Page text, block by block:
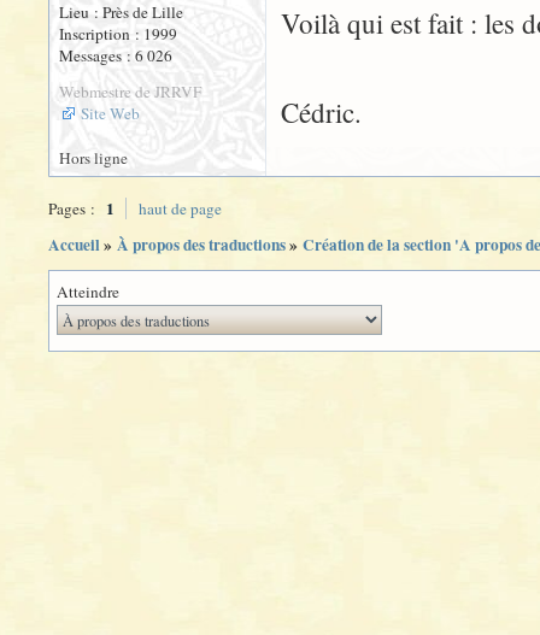
Lieu : Près de Lille
Inscription : 1999
Messages : 6 026
Webmestre de JRRVF
Site Web
Voilà qui est fait : les
Cédric.
Hors ligne
Pages : 1 haut de page
Accueil» À propos des traductions» Création de la section 'A propos
Atteindre